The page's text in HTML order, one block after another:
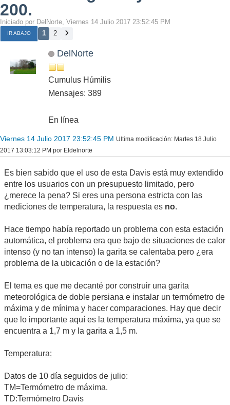
200.
Iniciado por DelNorte, Viernes 14 Julio 2017 23:52:45 PM
IR ABAJO 1 2
DelNorte
Cumulus Húmilis
Mensajes: 389
En línea
Viernes 14 Julio 2017 23:52:45 PM Ultima modificación: Martes 18 Julio
2017 13:03:12 PM por Eldelnorte
Es bien sabido que el uso de esta Davis está muy extendido
entre los usuarios con un presupuesto limitado, pero
¿merece la pena? Si eres una persona estricta con las
mediciones de temperatura, la respuesta es no.
Hace tiempo había reportado un problema con esta estación
automática, el problema era que bajo de situaciones de calor
intenso (y no tan intenso) la garita se calentaba pero ¿era
problema de la ubicación o de la estación?
El tema es que me decanté por construir una garita
meteorológica de doble persiana e instalar un termómetro de
máxima y de mínima y hacer comparaciones. Hay que decir
que lo importante aquí es la temperatura máxima, ya que se
encuentra a 1,7 m y la garita a 1,5 m.
Temperatura:
Datos de 10 día seguidos de julio:
TM=Termómetro de máxima.
TD:Termómetro Davis